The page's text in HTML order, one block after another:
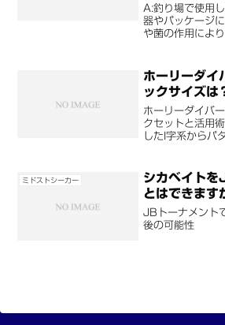
A:釣り場で使用
器やパッケージ
や菌の作用によ
ったら、水洗い
もしくは平たい
ださい。
ホーリーダ
ックサイズは
ホーリーダイバ
クセットと活用
したI字系からパ
ミドストシーカー
シカベイトを
とはできます
JBトーナメント
後の可能性